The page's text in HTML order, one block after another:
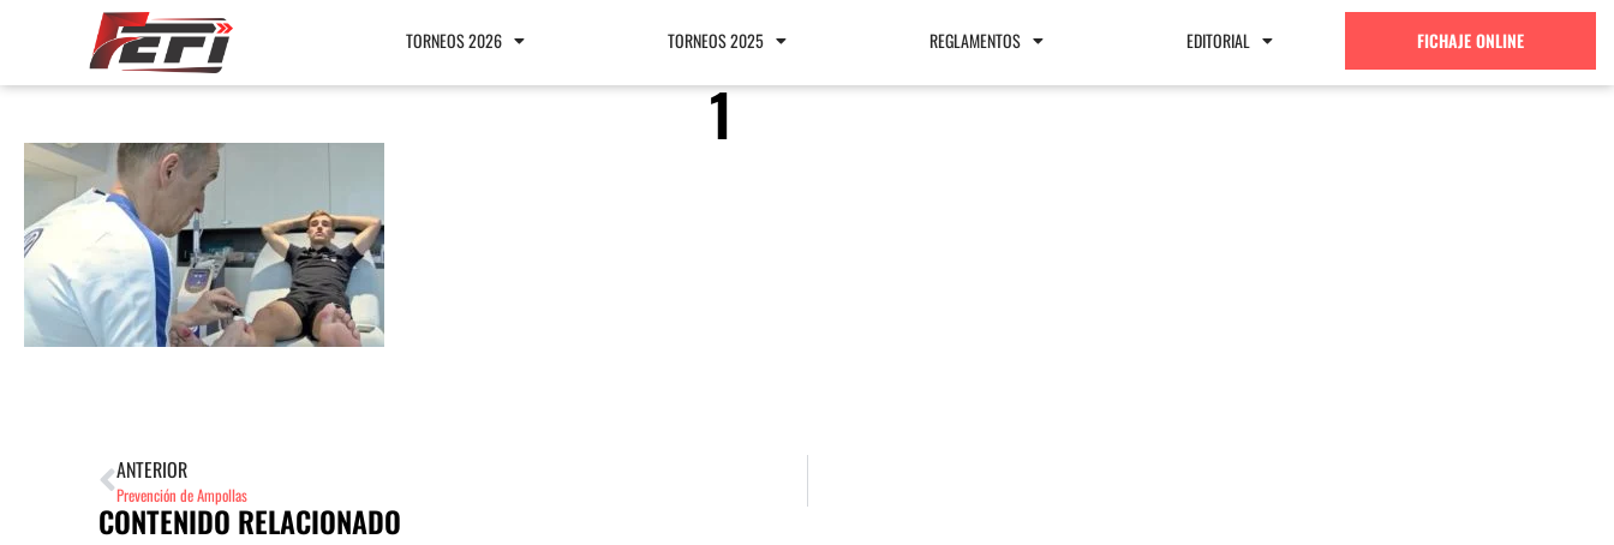
TORNEOS 2026 TORNEOS 2025 REGLAMENTOS EDITORIAL FICHAJE ONLINE
1
ANTERIOR
Prevención de Ampollas
CONTENIDO RELACIONADO